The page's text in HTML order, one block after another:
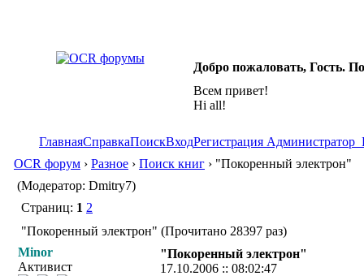
Добро пожаловать, Гость.
Всем привет!
Hi all!
ГлавнаяСправкаПоискВходРегистрация Администратор
OCR форум › Разное › Поиск книг › "Покоренный электрон"
(Модератор: Dmitry7)
Страниц: 1 2
"Покоренный электрон" (Прочитано 28397 раз)
Minor
Активист
"Покоренный электрон"
17.10.2006 :: 08:02:47